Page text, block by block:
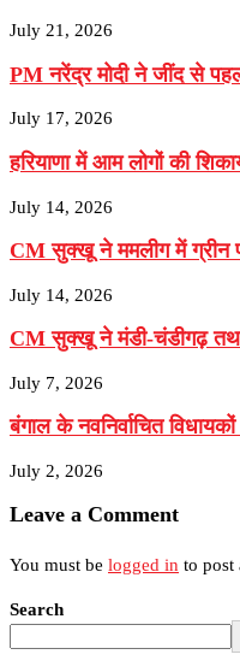
July 21, 2026
PM नरेंद्र मोदी ने जींद से
July 17, 2026
हरियाणा में आम लोगों की
July 14, 2026
CM सुक्खू ने ममलीग में ग्रीन
July 14, 2026
CM सुक्खू ने मंडी-चंडीगढ़
July 7, 2026
बंगाल के नवनिर्वाचित
July 2, 2026
Leave a Comment
You must be logged in to post
Search